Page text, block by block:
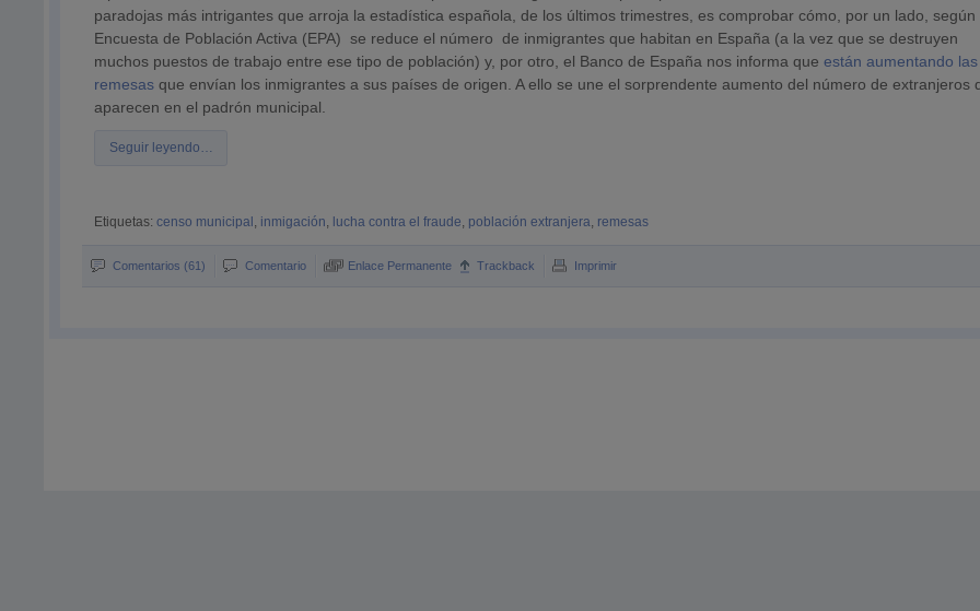
paradojas más intrigantes que arroja la estadística española, de los últimos trimestres, es comprobar cómo, por un lado, según
Encuesta de Población Activa (EPA) se reduce el número de inmigrantes que habitan en España (a la vez que se destruyen
muchos puestos de trabajo entre ese tipo de población) y, por otro, el Banco de España nos informa queestán aumentando las
remesas que envían los inmigrantes a sus países de origen. A ello se une el sorprendente aumento del número de extranjeros
aparecen en el padrón municipal.
Seguir leyendo…
Etiquetas:censo municipal , inmigación, lucha contra el fraude, población extranjera, remesas
Comentarios (61) Comentario Enlace Permanente Trackback Imprimir